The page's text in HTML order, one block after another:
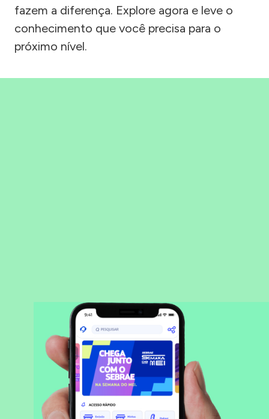
fazem a diferença. Explore agora e leve o
conhecimento que você precisa para o
próximo nível.